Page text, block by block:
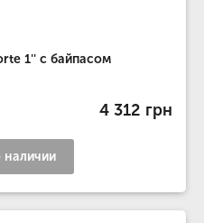
1'' с байпасом
4 312 грн
наличии